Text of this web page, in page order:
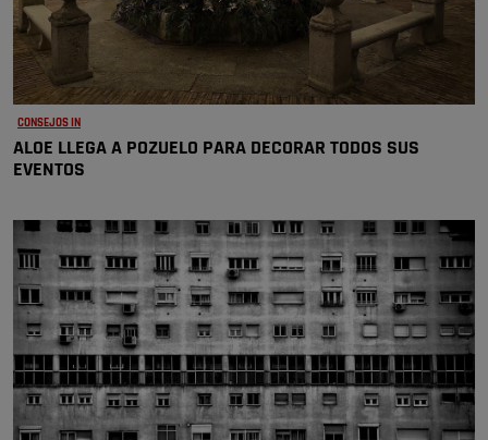
CONSEJOS IN
ALOE LLEGA A POZUELO PARA DECORAR TODOS SUS
EVENTOS